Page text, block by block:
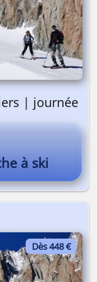
| journée
à ski
Dès 448 €